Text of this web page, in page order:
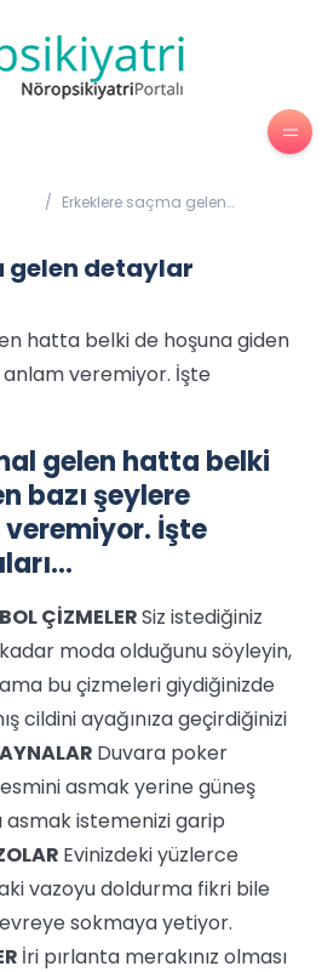
/ Erkeklere saçma gelen
gelen detaylar
hatta belki de hoşuna giden
veremiyor. İşte
gelen hatta belki
bazı şeylere
İşte
BOL ÇİZMELERSiz istediğiniz
kadar moda olduğunu söyleyin,
ama bu çizmeleri giydiğinizde
cildini ayağınıza geçirdiğinizi
Duvara poker
asmak yerine güneş
istemenizi garip
Evinizdeki yüzlerce
vazoyu doldurma fikri bile
sokmaya yetiyor.
İri pırlanta merakınız olması